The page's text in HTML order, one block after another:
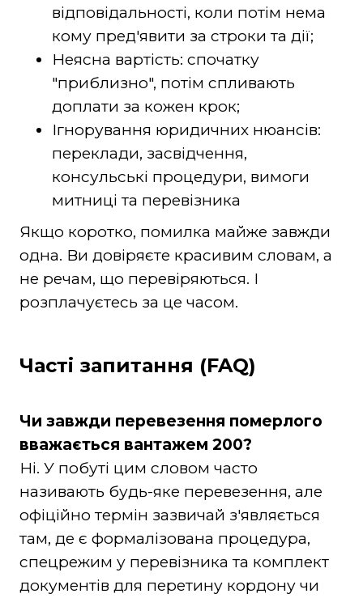
відповідальності, коли потім нема
кому пред'явити за строки та дії;
Неясна вартість: спочатку
"приблизно", потім спливають
доплати за кожен крок;
Ігнорування юридичних нюансів:
переклади, засвідчення,
консульські процедури, вимоги
митниці та перевізника
Якщо коротко, помилка майже завжди
одна. Ви довіряєте красивим словам, а
не речам, що перевіряються. І
розплачуєтесь за це часом.
Часті запитання (FAQ)
Чи завжди перевезення померлого
вважається вантажем 200?
Ні. У побуті цим словом часто
називають будь-яке перевезення, але
офіційно термін зазвичай з'являється
там, де є формалізована процедура,
спецрежим у перевізника та комплект
документів для перетину кордону чи